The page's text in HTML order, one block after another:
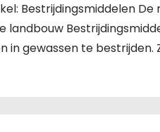
Bestrijdingsmiddelen
landbouw
in gewassen te bestrijden.